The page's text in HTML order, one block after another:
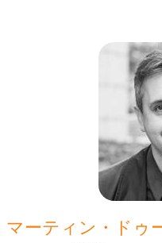
マーティン・ドゥ